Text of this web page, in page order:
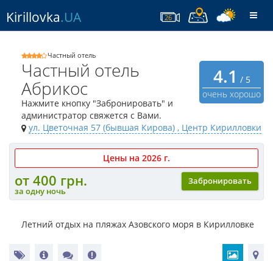
Kirillovka.UA 26
4.1 / 5
очень хорошо
Частный отель
Частный отель
Абрикос
Нажмите кнопку "Забронировать" и
администратор свяжется с Вами.
ул. Цветочная 57 (бывшая Кирова) , Центр Кирилловки
Цены на 2026 г.
Забронировать
от 400 грн.
за одну ночь
Летний отдых на пляжах Азовского моря в Кирилловке